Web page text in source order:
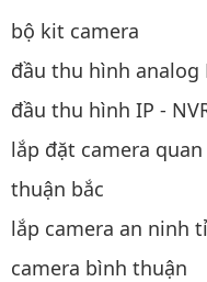
bộ kit camera
đầu thu hình analog
đầu thu hình IP -
lắp đặt camera
thuận bắc
lắp camera an ninh
camera bình thuận